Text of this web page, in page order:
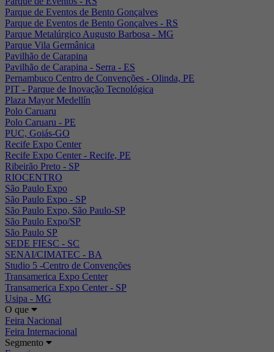
Parque de Eventos de Bento Gonçalves
Parque de Eventos de Bento Gonçalves - RS
Parque Metalúrgico Augusto Barbosa - MG
Parque Vila Germânica
Pavilhão de Carapina
Pavilhão de Carapina - Serra - ES
Pernambuco Centro de Convenções - Olinda, PE
PIT - Parque de Inovação Tecnológica
Plaza Mayor Medellín
Polo Caruaru
Polo Caruaru - PE
PUC, Goiás-GO
Recife Expo Center
Recife Expo Center - Recife, PE
Ribeirão Preto - SP
RIOCENTRO
São Paulo Expo
São Paulo Expo - SP
São Paulo Expo, São Paulo-SP
São Paulo Expo/SP
São Paulo SP
SEDE FIESC - SC
SENAI/CIMATEC - BA
Studio 5 -Centro de Convenções
Transamerica Expo Center
Transamerica Expo Center - SP
Usipa - MG
O que
Feira Nacional
Feira Internacional
Segmento